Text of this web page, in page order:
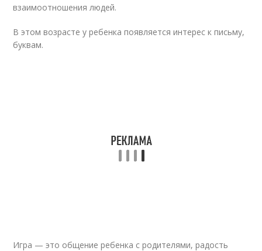
взаимоотношения людей.
В этом возрасте у ребенка появляется интерес к письму,
буквам.
Игра — это общение ребенка с родителями, радость